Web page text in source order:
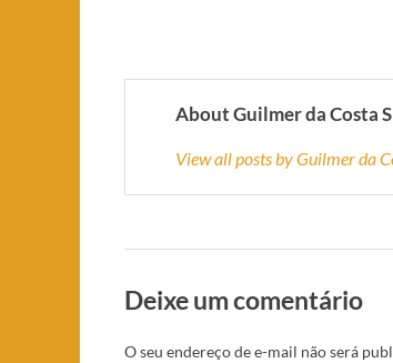
About Guilmer da Costa
View all posts by Guilmer da
Deixe um comentário
O seu endereço de e-mail não será